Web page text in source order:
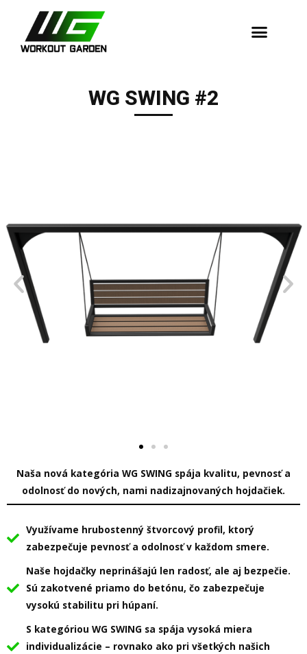
WG SWING #2
Naša nová kategória WG SWING spája kvalitu, pevnosť a
odolnosť do nových, nami nadizajnovaných hojdačiek.
Využívame hrubostenný štvorcový profil, ktorý
zabezpečuje pevnosť a odolnosť v každom smere.
Naše hojdačky neprinášajú len radosť, ale aj bezpečie.
Sú zakotvené priamo do betónu, čo zabezpečuje
vysokú stabilitu pri húpaní.
S kategóriou WG SWING sa spája vysoká miera
individualizácie – rovnako ako pri všetkých našich